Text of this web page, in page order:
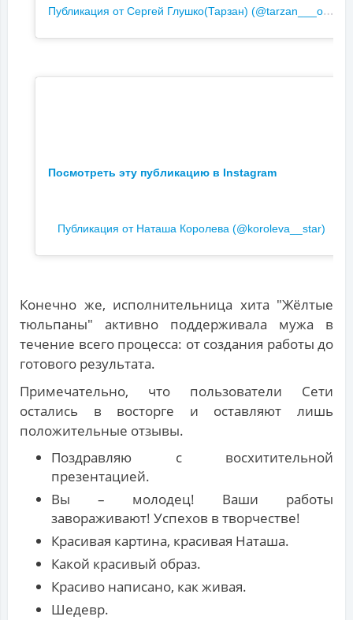
П
убликация от Сергей Глушко(Тарзан) (@tarzan___official)
Посмотреть эту публикацию в Instagram
Публикация от Наташа Королева (@koroleva__star)
Конечно же, исполнительница хита "Жёлтые
тюльпаны" активно поддерживала мужа в
течение всего процесса: от создания работы до
готового результата.
Примечательно, что пользователи Сети
остались в восторге и оставляют лишь
положительные отзывы.
Поздравляю с восхитительной
презентацией.
Вы – молодец! Ваши работы
завораживают! Успехов в творчестве!
Красивая картина, красивая Наташа.
Какой красивый образ.
Красиво написано, как живая.
Шедевр.